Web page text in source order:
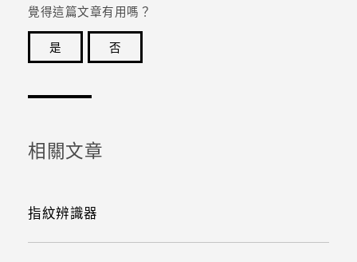
覺得這篇文章有用嗎？
是
否
相關文章
指紋辨識器